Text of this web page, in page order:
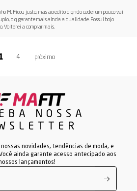
M. Ficou justo, mas acredito q qndo ceder um pouco vai
o q garante mais ainda a qualidade. Possui bojo
Voltarei a comprar mais.
4
NOSSA
novidades, tendências de moda, e
ainda garante acesso antecipado aos
lançamentos!